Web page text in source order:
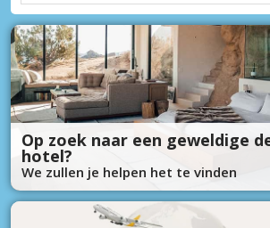
Op zoek naar een geweldige
hotel?
We zullen je helpen het te vinden